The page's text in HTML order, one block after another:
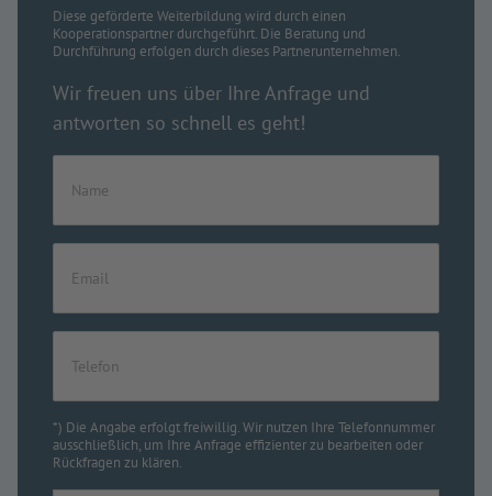
Diese geförderte Weiterbildung wird durch einen
Kooperationspartner durchgeführt. Die Beratung und
Durchführung erfolgen durch dieses Partnerunternehmen.
Wir freuen uns über Ihre Anfrage und
antworten so schnell es geht!
*) Die Angabe erfolgt freiwillig. Wir nutzen Ihre Telefonnummer
ausschließlich, um Ihre Anfrage effizienter zu bearbeiten oder
Rückfragen zu klären.